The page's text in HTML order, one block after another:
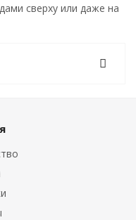
сверху или даже на